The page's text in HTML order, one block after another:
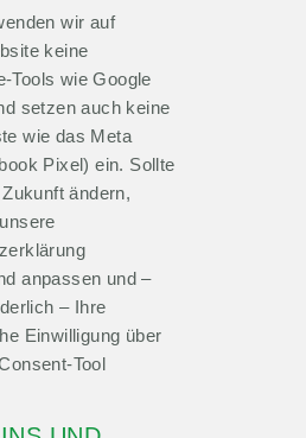
wir auf
keine
Tools wie Google
setzen auch keine
wie das Meta
Pixel) ein. Sollte
ändern,
anpassen und –
– Ihre
Einwilligung über
Tool